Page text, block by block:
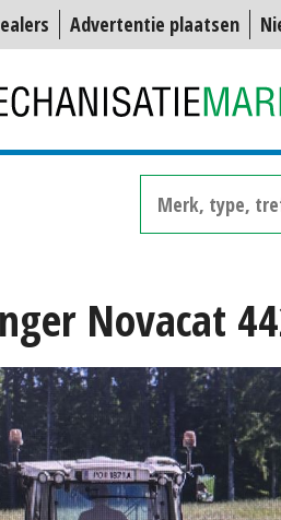
Advertentie plaatsen
Novacat